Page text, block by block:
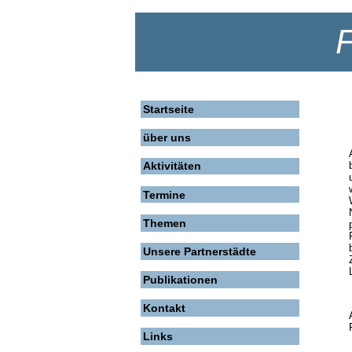
Startseite
über uns
Aktivitäten
Termine
Themen
Unsere Partnerstädte
Publikationen
Kontakt
Links